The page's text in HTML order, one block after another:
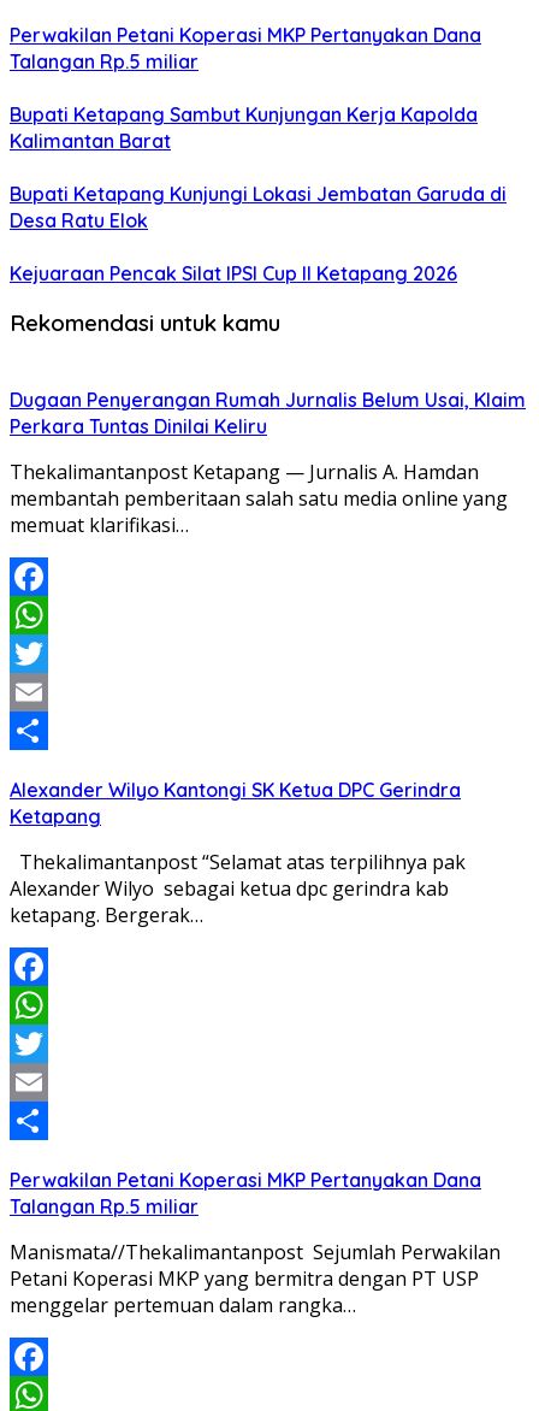
Perwakilan Petani Koperasi MKP Pertanyakan Dana
Talangan Rp.5 miliar
Bupati Ketapang Sambut Kunjungan Kerja Kapolda
Kalimantan Barat
Bupati Ketapang Kunjungi Lokasi Jembatan Garuda di
Desa Ratu Elok
Kejuaraan Pencak Silat IPSI Cup II Ketapang 2026
Rekomendasi untuk kamu
Dugaan Penyerangan Rumah Jurnalis Belum Usai, Klaim
Perkara Tuntas Dinilai Keliru
Thekalimantanpost Ketapang — Jurnalis A. Hamdan
membantah pemberitaan salah satu media online yang
memuat klarifikasi…
Facebook
WhatsApp
Twitter
Email
Alexander Wilyo Kantongi SK Ketua DPC Gerindra
Ketapang
Thekalimantanpost “Selamat atas terpilihnya pak
Alexander Wilyo sebagai ketua dpc gerindra kab
ketapang. Bergerak…
Facebook
WhatsApp
Twitter
Email
Perwakilan Petani Koperasi MKP Pertanyakan Dana
Talangan Rp.5 miliar
Manismata//Thekalimantanpost Sejumlah Perwakilan
Petani Koperasi MKP yang bermitra dengan PT USP
menggelar pertemuan dalam rangka…
Facebook